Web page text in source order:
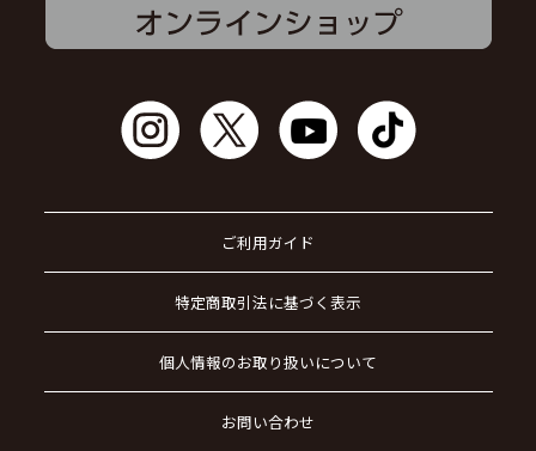
ご利用ガイド
特定商取引法に基づく表示
個人情報のお取り扱いについて
お問い合わせ